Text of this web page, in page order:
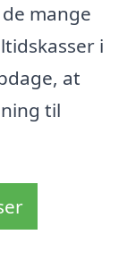
mange
i
at
til